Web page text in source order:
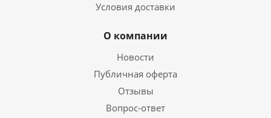
Условия доставки
О компании
Новости
Публичная оферта
Отзывы
Вопрос-ответ